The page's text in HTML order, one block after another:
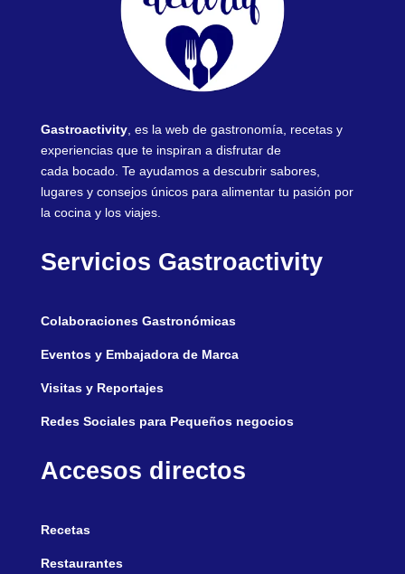
Gastroactivity, es la web de gastronomía, recetas y
experiencias que te inspiran a disfrutar de
cada bocado. Te ayudamos a descubrir sabores,
lugares y consejos únicos para alimentar tu pasión por
la cocina y los viajes.
Servicios Gastroactivity
Colaboraciones Gastronómicas
Eventos y Embajadora de Marca
Visitas y Reportajes
Redes Sociales para Pequeños negocios
Accesos directos
Recetas
Restaurantes